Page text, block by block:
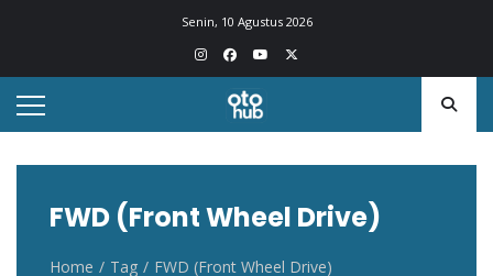
Senin, 10 Agustus 2026
Otohub.co
Portal berita otomotif Indonesia terkini
FWD (Front Wheel Drive)
Home Tag FWD (Front Wheel Drive)